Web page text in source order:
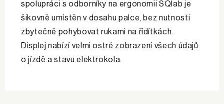
spolupráci s odborníky na ergonomii SQlab je
šikovně umístěn v dosahu palce, bez nutnosti
zbytečně pohybovat rukami na řídítkách.
Displej nabízí velmi ostré zobrazení všech údajů
o jízdě a stavu elektrokola.